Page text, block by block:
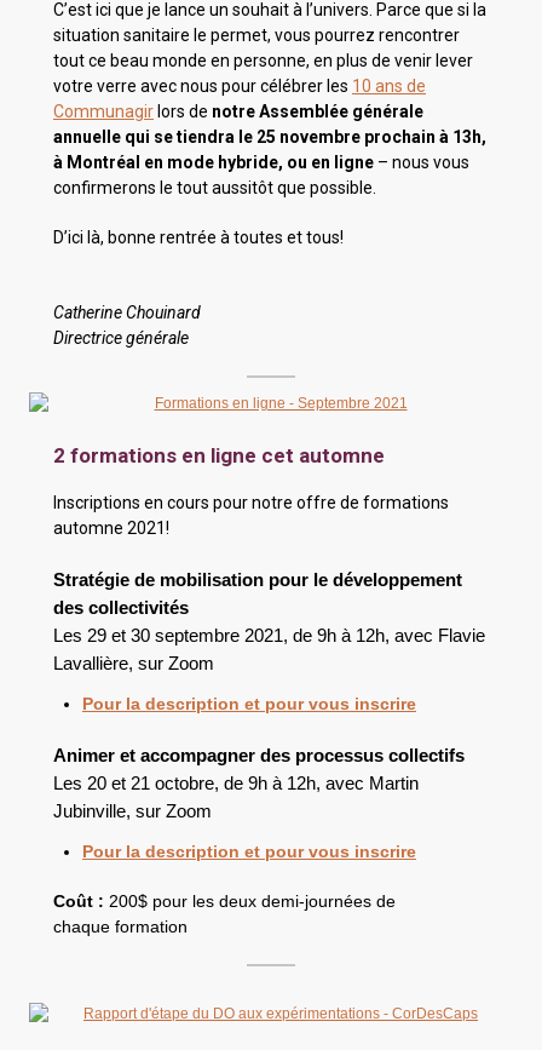
C’est ici que je lance un souhait à l’univers. Parce que si la
situation sanitaire le permet, vous pourrez rencontrer
tout ce beau monde en personne, en plus de venir lever
votre verre avec nous pour célébrer les 10 ans de
Communagir lors de notre Assemblée générale
annuelle qui se tiendra le 25 novembre prochain à 13h,
à Montréal en mode hybride, ou en ligne – nous vous
confirmerons le tout aussitôt que possible.
D’ici là, bonne rentrée à toutes et tous!
Catherine Chouinard
Directrice générale
2 formations en ligne cet automne
Inscriptions en cours pour notre offre de formations
automne 2021!
Stratégie de mobilisation pour le développement
des collectivités
Les 29 et 30 septembre 2021, de 9h à 12h, avec Flavie
Lavallière, sur Zoom
Pour la description et pour vous inscrire
Animer et accompagner des processus collectifs
Les 20 et 21 octobre, de 9h à 12h, avec Martin
Jubinville, sur Zoom
Pour la description et pour vous inscrire
Coût : 200$ pour les deux demi-journées de
chaque formation